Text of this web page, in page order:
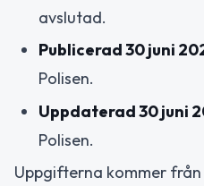
avslutad.
Publicerad 30 juni
Polisen.
Uppdaterad 30 juni
Polisen.
Uppgifterna kommer från